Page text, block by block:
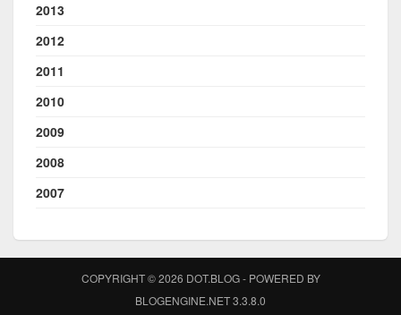
2013
2012
2011
2010
2009
2008
2007
COPYRIGHT © 2026 DOT.BLOG - POWERED BY
BLOGENGINE.NET 3.3.8.0